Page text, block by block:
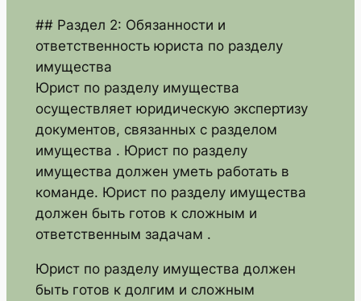
## Раздел 2: Обязанности и
ответственность юриста по разделу
имущества
Юрист по разделу имущества
осуществляет юридическую экспертизу
документов, связанных с разделом
имущества . Юрист по разделу
имущества должен уметь работать в
команде. Юрист по разделу имущества
должен быть готов к сложным и
ответственным задачам .
Юрист по разделу имущества должен
быть готов к долгим и сложным